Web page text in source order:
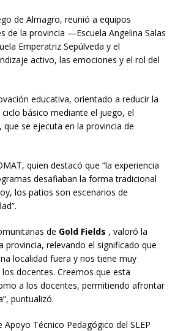
de Almagro, reunió a equipos
de la provincia —Escuela Angelina Salas
Emperatriz Sepúlveda y el
activo, las emociones y el rol del
educativa, orientado a reducir la
básico mediante el juego, el
se ejecuta en la provincia de
quien destacó que “la experiencia
desafiaban la forma tradicional
los patios son escenarios de
de Gold Fields , valoró la
provincia, relevando el significado que
localidad fuera y nos tiene muy
docentes. Creemos que esta
a los docentes, permitiendo afrontar
puntualizó.
Técnico Pedagógico del SLEP